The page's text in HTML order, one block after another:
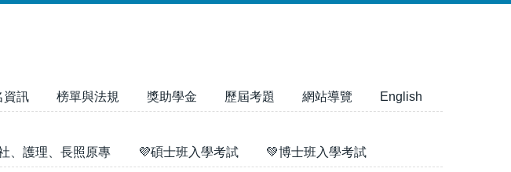
資訊 榜單與法規 獎助學金 歷屆考題 網站導覽 English
、護理、長照原專 💜碩士班入學考試 💚博士班入學考試